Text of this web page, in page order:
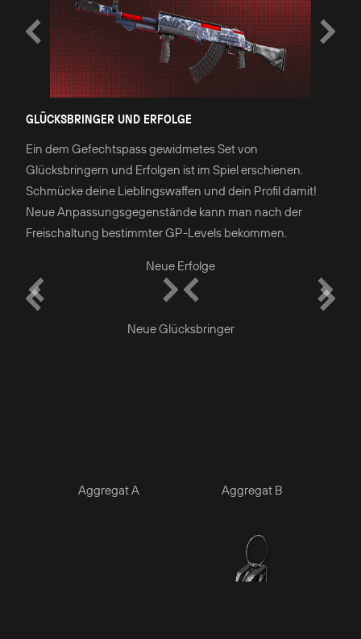
GLÜCKSBRINGER UND ERFOLGE
Ein dem Gefechtspass gewidmetes Set von
Glücksbringern und Erfolgen ist im Spiel erschienen.
Schmücke deine Lieblingswaffen und dein Profil damit!
Neue Anpassungsgegenstände kann man nach der
Freischaltung bestimmter GP-Levels bekommen.
Neue Erfolge
Neue Glücksbringer
Aggregat A Aggregat B